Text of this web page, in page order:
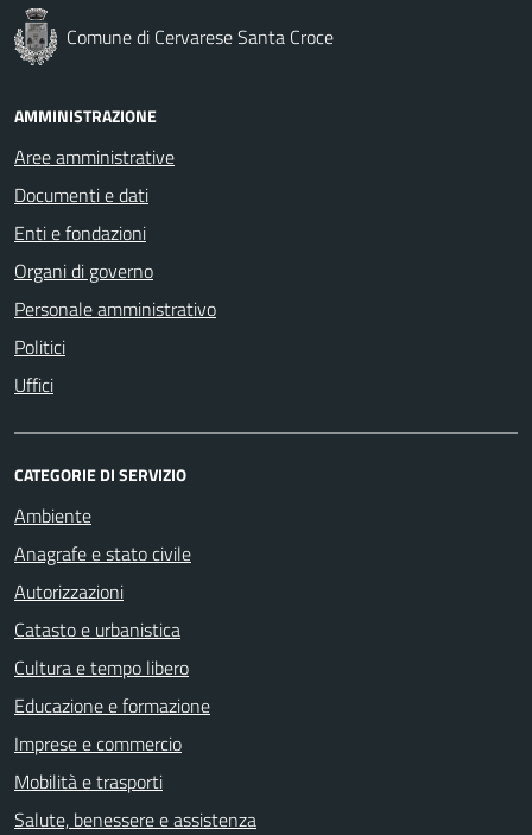
Comune di Cervarese Santa Croce
AMMINISTRAZIONE
Aree amministrative
Documenti e dati
Enti e fondazioni
Organi di governo
Personale amministrativo
Politici
Uffici
CATEGORIE DI SERVIZIO
Ambiente
Anagrafe e stato civile
Autorizzazioni
Catasto e urbanistica
Cultura e tempo libero
Educazione e formazione
Imprese e commercio
Mobilità e trasporti
Salute, benessere e assistenza